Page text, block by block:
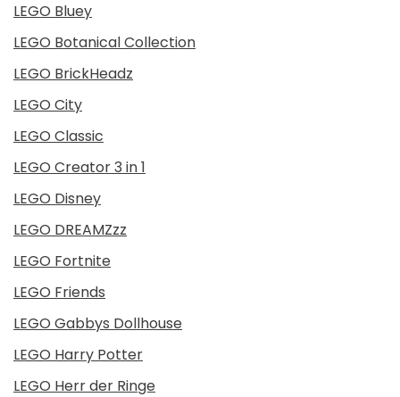
LEGO Bluey
LEGO Botanical Collection
LEGO BrickHeadz
LEGO City
LEGO Classic
LEGO Creator 3 in 1
LEGO Disney
LEGO DREAMZzz
LEGO Fortnite
LEGO Friends
LEGO Gabbys Dollhouse
LEGO Harry Potter
LEGO Herr der Ringe